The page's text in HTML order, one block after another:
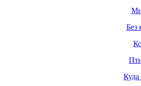
Без
Куда